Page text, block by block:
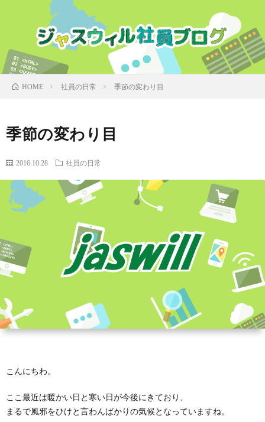
HOME 社員の日常 季節の変わり目
季節の変わり目
2016.10.28 社員の日常
こんにちわ。
ここ最近は暖かい日と寒い日が今後にきており、
まるで風邪をひけと言わんばかりの気候となっていますね。